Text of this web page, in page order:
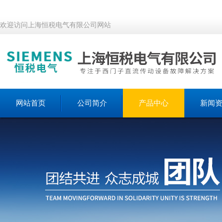
欢迎访问上海恒税电气有限公司网站
网站首页 公司简介 产品中心 新闻